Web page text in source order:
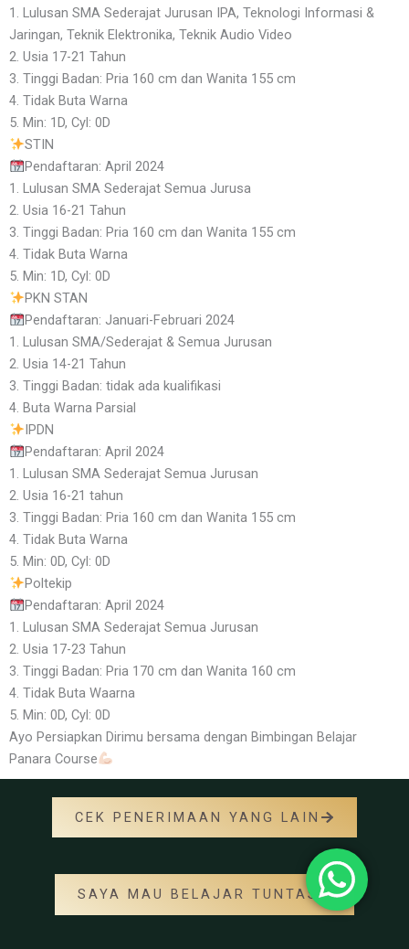
1. Lulusan SMA Sederajat Jurusan IPA, Teknologi Informasi &
Jaringan, Teknik Elektronika, Teknik Audio Video
2. Usia 17-21 Tahun
3. Tinggi Badan: Pria 160 cm dan Wanita 155 cm
4. Tidak Buta Warna
5. Min: 1D, Cyl: 0D
STIN
Pendaftaran: April 2024
1. Lulusan SMA Sederajat Semua Jurusa
2. Usia 16-21 Tahun
3. Tinggi Badan: Pria 160 cm dan Wanita 155 cm
4. Tidak Buta Warna
5. Min: 1D, Cyl: 0D
PKN STAN
Pendaftaran: Januari-Februari 2024
1. Lulusan SMA/Sederajat & Semua Jurusan
2. Usia 14-21 Tahun
3. Tinggi Badan: tidak ada kualifikasi
4. Buta Warna Parsial
IPDN
Pendaftaran: April 2024
1. Lulusan SMA Sederajat Semua Jurusan
2. Usia 16-21 tahun
3. Tinggi Badan: Pria 160 cm dan Wanita 155 cm
4. Tidak Buta Warna
5. Min: 0D, Cyl: 0D
Poltekip
Pendaftaran: April 2024
1. Lulusan SMA Sederajat Semua Jurusan
2. Usia 17-23 Tahun
3. Tinggi Badan: Pria 170 cm dan Wanita 160 cm
4. Tidak Buta Waarna
5. Min: 0D, Cyl: 0D
Ayo Persiapkan Dirimu bersama dengan Bimbingan Belajar
Panara Course
CEK PENERIMAAN YANG LAIN
SAYA MAU BELAJAR TUNTAS